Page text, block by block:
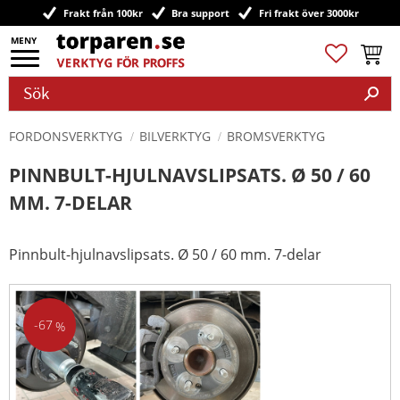
Meny
Frakt från 100kr Bra support Fri frakt över 3000kr
Favoriter
FORDONSVERKTYG BILVERKTYG BROMSVERKTYG
PINNBULT-HJULNAVSLIPSATS. Ø 50 / 60
MM. 7-DELAR
Pinnbult-hjulnavslipsats. Ø 50 / 60 mm. 7-delar
67%